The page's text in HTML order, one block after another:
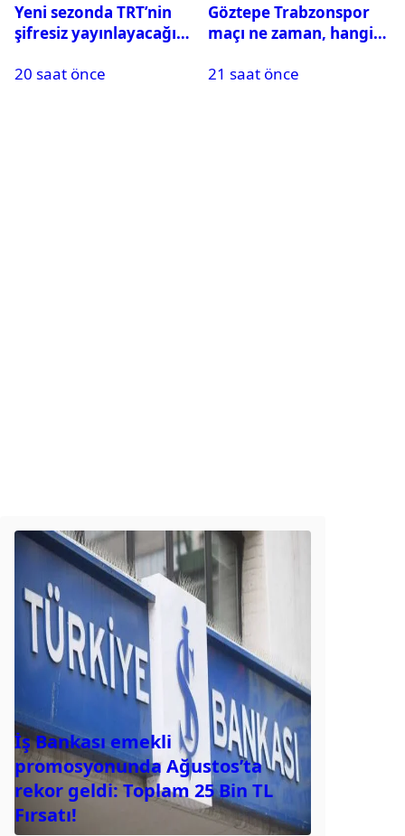
Yeni sezonda TRT’nin
şifresiz yayınlayacağı
20 saat önce
Göztepe Trabzonspor
maçı ne zaman, hangi
oynayacak mı?
21 saat önce
İş Bankası emekli
promosyonunda Ağustos’ta
rekor geldi: Toplam 25 Bin TL
Fırsatı!